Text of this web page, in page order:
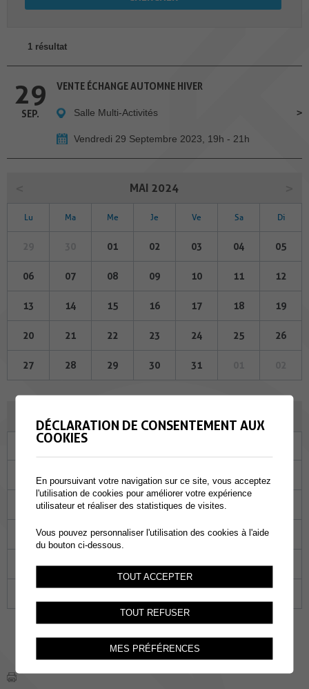
1 résultat
29
SEP.
VENTE ÉCHANGE AUTOMNE HIVER
Salle Multi-Activités
Vendredi 29 Septembre 2023, 19h - 21h
MAI 2024
Lu Ma Me Je Ve Sa Di
01 02 03 04 05
06 07 08 09 10 11 12
13 14 15 16 17 18 19
20 21 22 23 24 25 26
27 28 29 30 31
Ma
30 31
04 05 06 07
11 12 13 14 15
18 19 20 21 22
DÉCLARATION DE CONSENTEMENT AUX
COOKIES
En poursuivant votre navigation sur ce site, vous acceptez
l'utilisation de cookies pour améliorer votre expérience
utilisateur et réaliser des statistiques de visites.
Vous pouvez personnaliser l'utilisation des cookies à l'aide
du bouton ci-dessous.
TOUT ACCEPTER
TOUT REFUSER
MES PRÉFÉRENCES